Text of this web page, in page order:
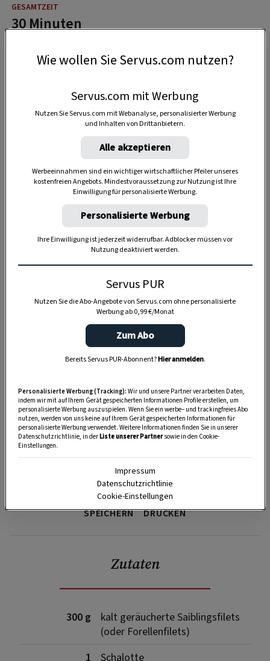
30 Minuten
Anzeige
SPEICHERN DRUCKEN
Zutaten
300 g
kalt geräucherte Saiblingsfilets
(oder Forellenfilets)
1
Schalotte
Wie wollen Sie Servus.com nutzen?
Servus.com mit Werbung
Nutzen Sie Servus.com mit Webanalyse, personalisierter Werbung
und Inhalten von Drittanbietern.
Alle akzeptieren
Werbeeinnahmen sind ein wichtiger wirtschaftlicher Pfeiler unseres
kostenfreien Angebots. Mindestvoraussetzung zur Nutzung ist Ihre
Einwilligung für personalisierte Werbung.
Personalisierte Werbung
Ihre Einwilligung ist jederzeit widerrufbar. Adblocker müssen vor
Nutzung deaktiviert werden.
Servus PUR
Nutzen Sie die Abo-Angebote von Servus.com ohne personalisierte
Werbung ab 0,99 €/Monat
Zum Abo
Bereits Servus PUR-Abonnent?Hier anmelden.
Personalisierte Werbung (Tracking): Wir und unsere Partner verarbeiten Daten,
indem wir mit auf Ihrem Gerät gespeicherten Informationen Profile erstellen, um
personalisierte Werbung auszuspielen. Wenn Sie ein werbe– und trackingfreies Abo
nutzen, werden von uns keine auf Ihrem Gerät gespeicherten Informationen für
personalisierte Werbung verwendet. Weitere Informationen finden Sie in unserer
Datenschutzrichtlinie, in derListe unserer Partnersowie in den Cookie-
Einstellungen.
Impressum
Datenschutzrichtlinie
Cookie-Einstellungen